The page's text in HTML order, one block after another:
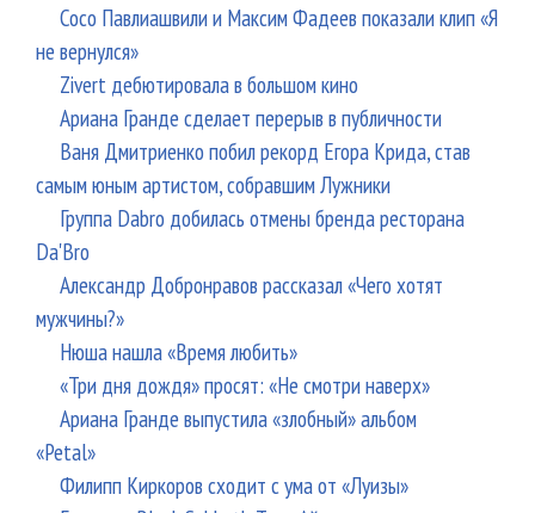
Сосо Павлиашвили и Максим Фадеев показали клип «Я
не вернулся»
Zivert дебютировала в большом кино
Ариана Гранде сделает перерыв в публичности
Ваня Дмитриенко побил рекорд Егора Крида, став
самым юным артистом, собравшим Лужники
Группа Dabro добилась отмены бренда ресторана
Da'Bro
Александр Добронравов рассказал «Чего хотят
мужчины?»
Нюша нашла «Время любить»
«Три дня дождя» просят: «Не смотри наверх»
Ариана Гранде выпустила «злобный» альбом
«Petal»
Филипп Киркоров сходит с ума от «Луизы»